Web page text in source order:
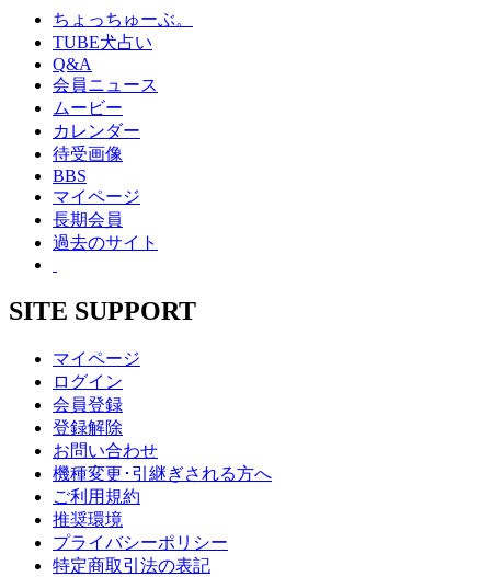
ちょっちゅーぶ。
TUBE犬占い
Q&A
会員ニュース
ムービー
カレンダー
待受画像
BBS
マイページ
長期会員
過去のサイト
SITE SUPPORT
マイページ
ログイン
会員登録
登録解除
お問い合わせ
機種変更･引継ぎされる方へ
ご利用規約
推奨環境
プライバシーポリシー
特定商取引法の表記